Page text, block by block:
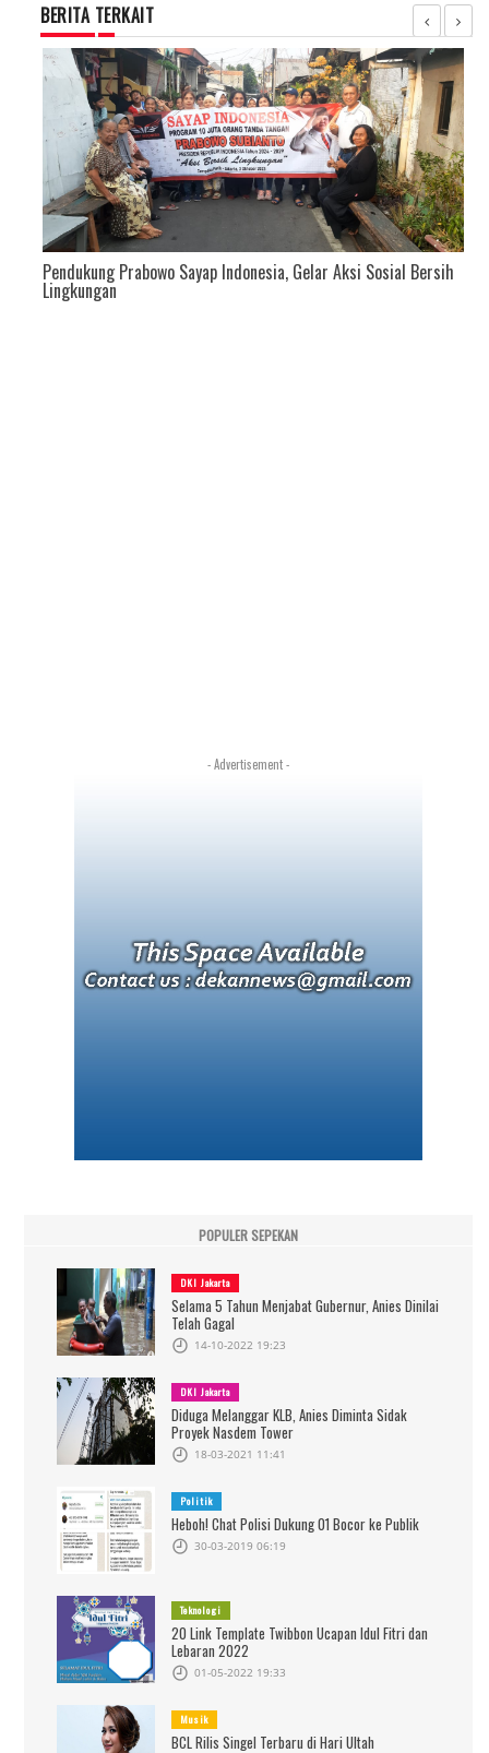
BERITA TERKAIT
Pendukung Prabowo Sayap Indonesia, Gelar Aksi Sosial Bersih
Lingkungan
- Advertisement -
POPULER SEPEKAN
DKI Jakarta
Selama 5 Tahun Menjabat Gubernur, Anies Dinilai
Telah Gagal
14-10-2022 19:23
DKI Jakarta
Diduga Melanggar KLB, Anies Diminta Sidak
Proyek Nasdem Tower
18-03-2021 11:41
Politik
Heboh! Chat Polisi Dukung 01 Bocor ke Publik
30-03-2019 06:19
Teknologi
20 Link Template Twibbon Ucapan Idul Fitri dan
Lebaran 2022
01-05-2022 19:33
Musik
BCL Rilis Singel Terbaru di Hari Ultah